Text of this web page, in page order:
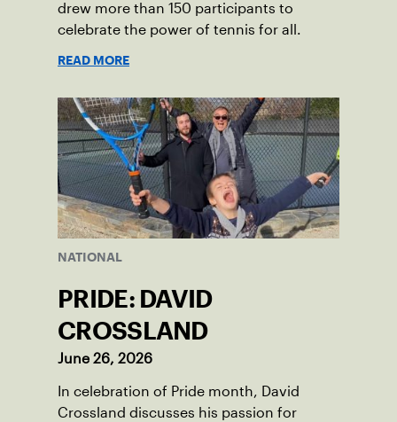
drew more than 150 participants to
celebrate the power of tennis for all.
READ MORE
NATIONAL
PRIDE: DAVID
CROSSLAND
June 26, 2026
In celebration of Pride month, David
Crossland discusses his passion for